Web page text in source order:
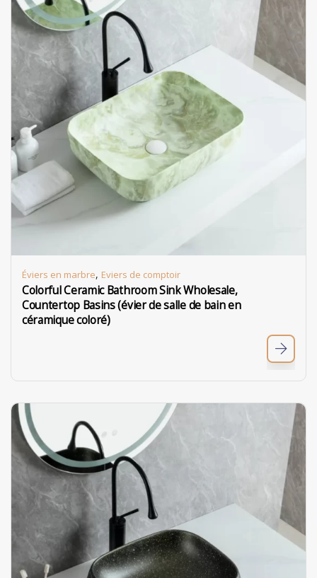
Éviers en marbre, Eviers de comptoir
Colorful Ceramic Bathroom Sink Wholesale,
Countertop Basins (évier de salle de bain en
céramique coloré)